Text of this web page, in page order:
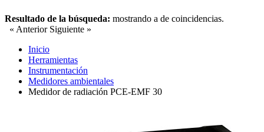
Resultado de la búsqueda: mostrando a de coincidencias.
« Anterior Siguiente »
Inicio
Herramientas
Instrumentación
Medidores ambientales
Medidor de radiación PCE-EMF 30